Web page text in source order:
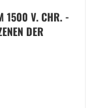
1500 V. CHR. -
DER